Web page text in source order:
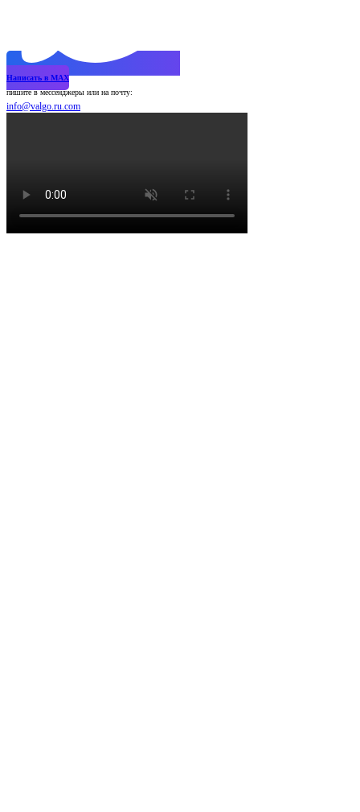
Написать в MAX
пишите в мессенджеры или на почту:
info@valgo.ru.com